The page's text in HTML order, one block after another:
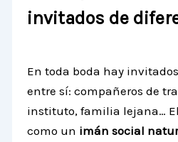
invitados de
En toda boda hay
entre sí: compañeros de
instituto, familia lejana…
como un imán social